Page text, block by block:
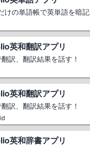
けの単語帳で英単語を暗記
英和翻訳アプリ
訳、翻訳結果を話す！
英和翻訳アプリ
訳、翻訳結果を話す！
英和辞書アプリ